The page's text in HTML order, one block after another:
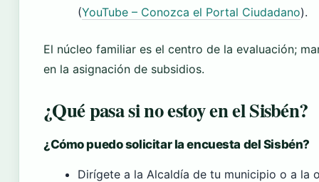
(YouTube – Conozca el Portal Ciudadano).
El núcleo familiar es el centro de la evaluación;
en la asignación de subsidios.
¿Qué pasa si no estoy en el Sisbén?
¿Cómo puedo solicitar la encuesta del Sisbén?
Dirígete a la Alcaldía de tu municipio o a la